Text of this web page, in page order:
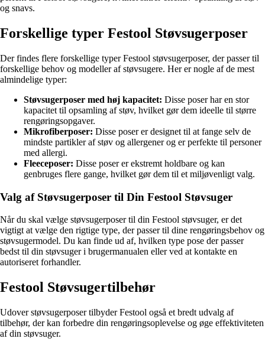
og snavs.
Forskellige typer Festool Støvsugerposer
Der findes flere forskellige typer Festool støvsugerposer, der passer til
forskellige behov og modeller af støvsugere. Her er nogle af de mest
almindelige typer:
Støvsugerposer med høj kapacitet: Disse poser har en stor
kapacitet til opsamling af støv, hvilket gør dem ideelle til større
rengøringsopgaver.
Mikrofiberposer: Disse poser er designet til at fange selv de
mindste partikler af støv og allergener og er perfekte til personer
med allergi.
Fleeceposer: Disse poser er ekstremt holdbare og kan
genbruges flere gange, hvilket gør dem til et miljøvenligt valg.
Valg af Støvsugerposer til Din Festool Støvsuger
Når du skal vælge støvsugerposer til din Festool støvsuger, er det
vigtigt at vælge den rigtige type, der passer til dine rengøringsbehov og
støvsugermodel. Du kan finde ud af, hvilken type pose der passer
bedst til din støvsuger i brugermanualen eller ved at kontakte en
autoriseret forhandler.
Festool Støvsugertilbehør
Udover støvsugerposer tilbyder Festool også et bredt udvalg af
tilbehør, der kan forbedre din rengøringsoplevelse og øge effektiviteten
af din støvsuger.